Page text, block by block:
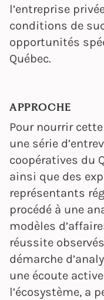
l’entreprise
conditions de
opportunités
Québec.
APPROCHE
Pour nourrir
une série
coopératives du
ainsi que des
représentants
procédé à une
modèles
réussite
démarche
une écoute
l’écosystème, a